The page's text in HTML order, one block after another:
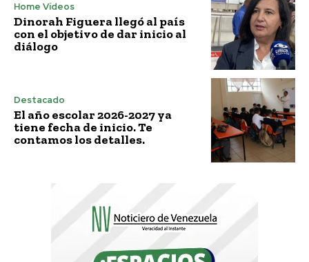
Home Vídeos
Dinorah Figuera llegó al país
con el objetivo de dar inicio al
diálogo
Destacado
El año escolar 2026-2027 ya
tiene fecha de inicio. Te
contamos los detalles.